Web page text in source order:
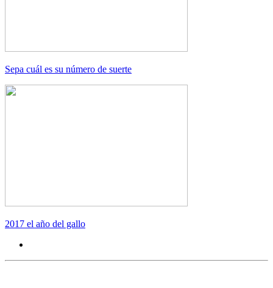
Sepa cuál es su número de suerte
2017 el año del gallo